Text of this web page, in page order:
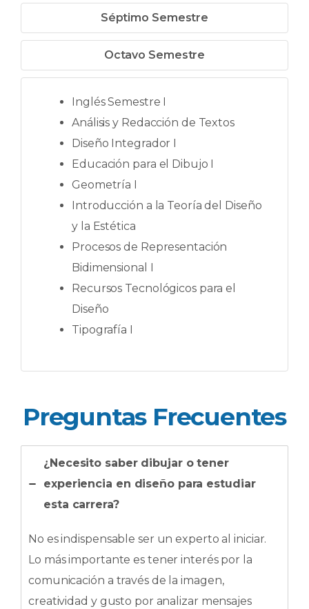
Séptimo Semestre
Octavo Semestre
Inglés Semestre I
Análisis y Redacción de Textos
Diseño Integrador I
Educación para el Dibujo I
Geometría I
Introducción a la Teoría del Diseño
y la Estética
Procesos de Representación
Bidimensional I
Recursos Tecnológicos para el
Diseño
Tipografía I
Preguntas Frecuentes
¿Necesito saber dibujar o tener
experiencia en diseño para estudiar
esta carrera?
No es indispensable ser un experto al iniciar.
Lo más importante es tener interés por la
comunicación a través de la imagen,
creatividad y gusto por analizar mensajes